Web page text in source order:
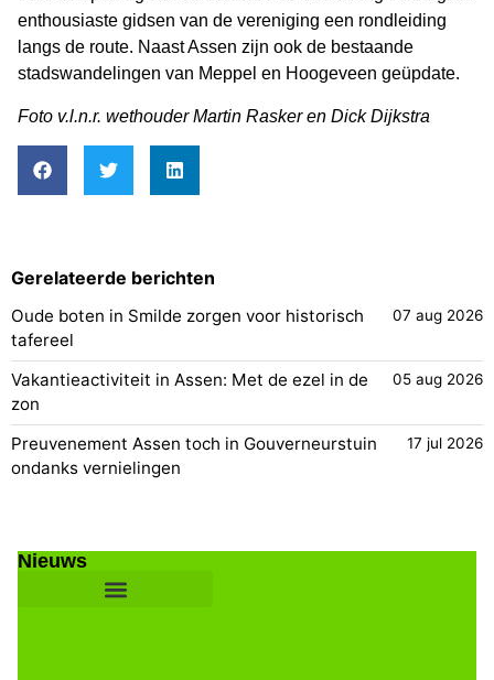
enthousiaste gidsen van de vereniging een rondleiding
langs de route. Naast Assen zijn ook de bestaande
stadswandelingen van Meppel en Hoogeveen geüpdate.
Foto v.l.n.r. wethouder Martin Rasker en Dick Dijkstra
Gerelateerde berichten
Oude boten in Smilde zorgen voor historisch
tafereel
07 aug 2026
Vakantieactiviteit in Assen: Met de ezel in de
zon
05 aug 2026
Preuvenement Assen toch in Gouverneurstuin
ondanks vernielingen
17 jul 2026
Nieuws